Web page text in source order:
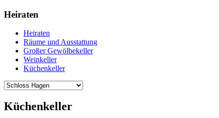
Heiraten
Heiraten
Räume und Ausstattung
Großer Gewölbekeller
Weinkeller
Küchenkeller
Küchenkeller